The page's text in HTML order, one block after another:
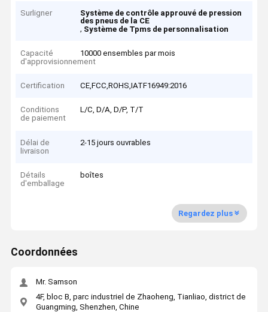
Surligner
Système de contrôle approuvé de pression
des pneus de la CE
, Système de Tpms de personnalisation
Capacité
d'approvisionnement
10000 ensembles par mois
Certification CE,FCC,ROHS,IATF16949:2016
Conditions
de paiement
L/C, D/A, D/P, T/T
Délai de
livraison
2-15 jours ouvrables
Détails
d'emballage
boîtes
Regardez plus
Coordonnées
Mr. Samson
4F, bloc B, parc industriel de Zhaoheng, Tianliao, district de
Guangming, Shenzhen, Chine